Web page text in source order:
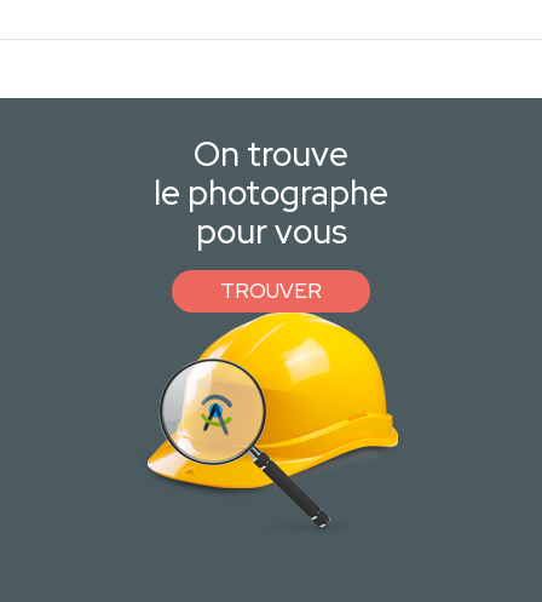
On trouve
le photographe
pour vous
TROUVER